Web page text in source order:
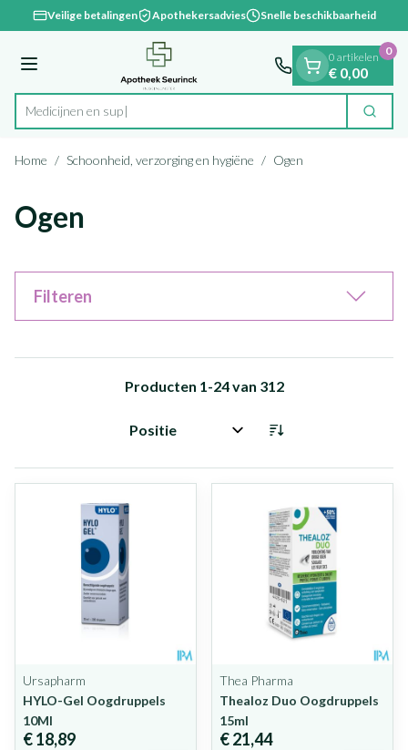
Ga naar de inhoud
1 van 1Veilige betalingen Apothekersadvies Snelle beschikbaarheid
Menu
Product, merk, categorie... Zoek
0 artikelen
€ 0,00
0
Home / Schoonheid, verzorging en hygiëne / Ogen
Ogen
Filteren
Producten 1-24van 312
Sorteer op:
Ursapharm
HYLO-Gel Oogdruppels
10Ml
€ 18,89
Thea Pharma
Thealoz Duo Oogdruppels
15ml
€ 21,44